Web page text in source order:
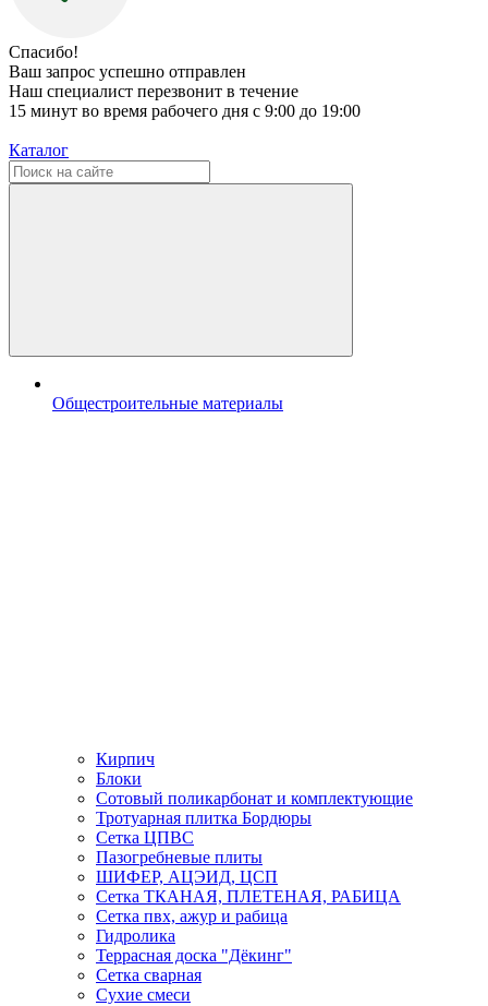
Спасибо!
Ваш запрос успешно отправлен
Наш специалист перезвонит в течение
15 минут во время рабочего дня с 9:00 до 19:00
Каталог
Общестроительные материалы
Кирпич
Блоки
Сотовый поликарбонат и комплектующие
Тротуарная плитка Бордюры
Сетка ЦПВС
Пазогребневые плиты
ШИФЕР, АЦЭИД, ЦСП
Сетка ТКАНАЯ, ПЛЕТЕНАЯ, РАБИЦА
Сетка пвх, ажур и рабица
Гидролика
Террасная доска "Дёкинг"
Сетка сварная
Сухие смеси